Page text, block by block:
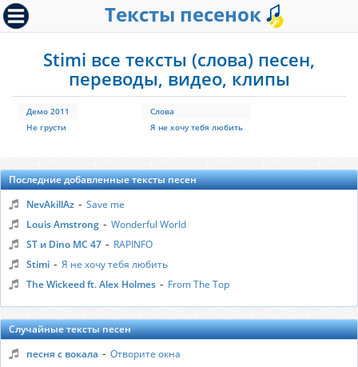
Тексты песенок
Stimi все тексты (слова) песен,
переводы, видео, клипы
Демо 2011
Не грусти
Слова
Я не хочу тебя любить
Последние добавленные тексты песен
NevAkillAz - Save me
Louis Amstrong - Wonderful World
ST и Dino MC 47 - RAPINFO
Stimi - Я не хочу тебя любить
The Wickeed ft. Alex Holmes - From The Top
Случайные тексты песен
песня с вокала - Отворите окна